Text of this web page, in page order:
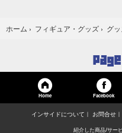
ホーム › フィギュア・グッズ › グ
Home Facebook
インサイドについて お問合せ
紹介した商品/サー